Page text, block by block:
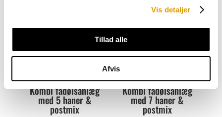
Vis detaljer
Tillad alle
Afvis
via anlæg, alt efter hvad der passer bedst til jeres
Kombi fadølsanlæg
med 5 haner &
postmix
Kombi fadølsanlæg
med 7 haner &
postmix